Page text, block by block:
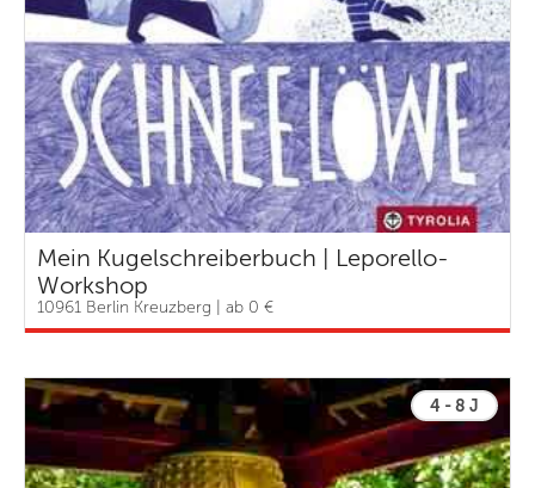
Mein Kugelschreiberbuch | Leporello-
Workshop
10961 Berlin Kreuzberg | ab 0 €
4 - 8 J